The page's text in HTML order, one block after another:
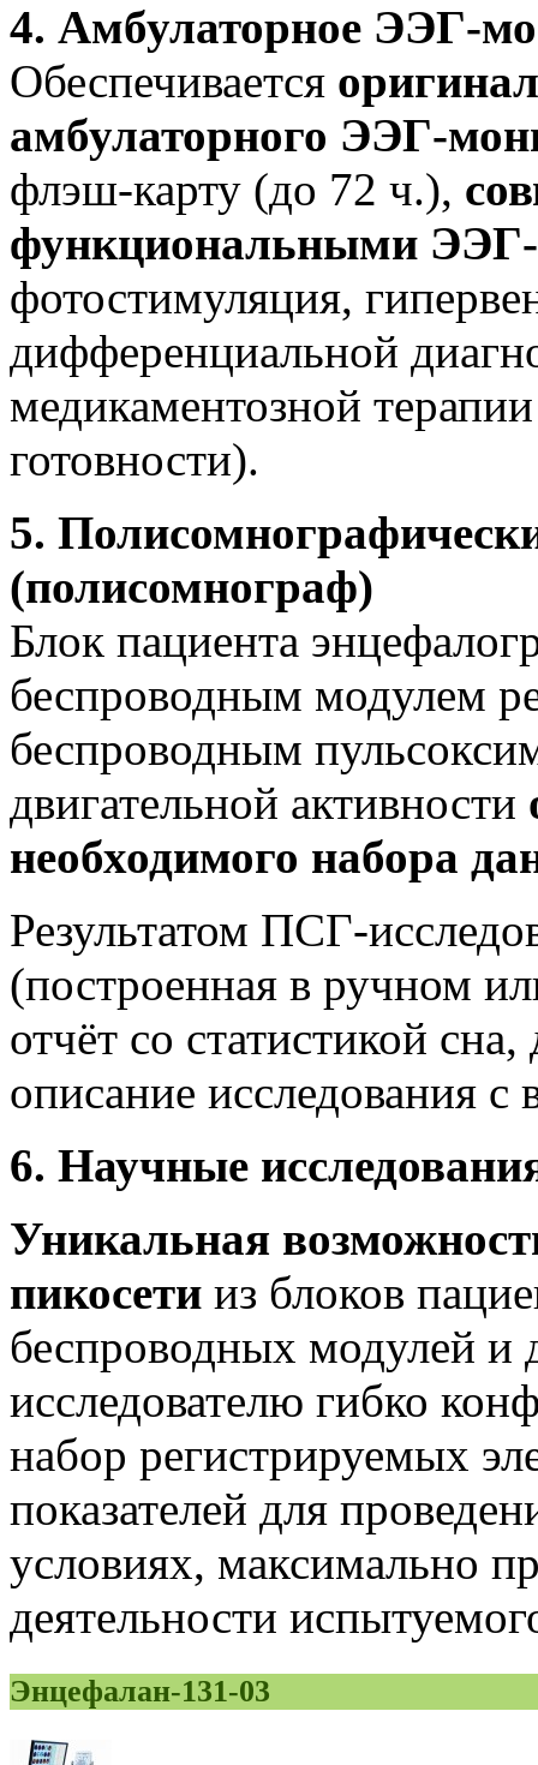
4. Амбулаторное ЭЭГ-
Обеспечивается
амбулаторного ЭЭГ-
флэш-карту (до 72 ч.),
функциональными ЭЭГ-
фотостимуляция,
дифференциальной
медикаментозной
готовности).
5.
(полисомнограф)
Блок пациента
беспроводным модулем
беспроводным
двигательной активности
необходимого набора
Результатом ПСГ-
(построенная в ручном
отчёт со статистикой
описание исследования
6. Научные
Уникальная
пикосети из блоков
беспроводных модулей и
исследователю гибко
набор регистрируемых
показателей для
условиях, максимально
деятельности
Энцефалан-131-03